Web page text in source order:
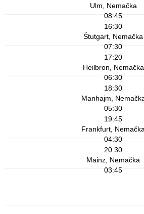
Ulm, Nemačka
08:45
16:30
Štutgart, Nemačka
07:30
17:20
Heilbron, Nemačka
06:30
18:30
Manhajm,
05:30
19:45
Frankfurt, Nemačka
04:30
20:30
Mainz, Nemačka
03:45